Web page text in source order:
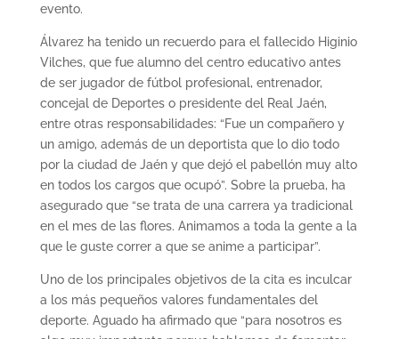
evento.
Álvarez ha tenido un recuerdo para el fallecido Higinio
Vilches, que fue alumno del centro educativo antes
de ser jugador de fútbol profesional, entrenador,
concejal de Deportes o presidente del Real Jaén,
entre otras responsabilidades: “Fue un compañero y
un amigo, además de un deportista que lo dio todo
por la ciudad de Jaén y que dejó el pabellón muy alto
en todos los cargos que ocupó”. Sobre la prueba, ha
asegurado que “se trata de una carrera ya tradicional
en el mes de las flores. Animamos a toda la gente a la
que le guste correr a que se anime a participar”.
Uno de los principales objetivos de la cita es inculcar
a los más pequeños valores fundamentales del
deporte. Aguado ha afirmado que “para nosotros es